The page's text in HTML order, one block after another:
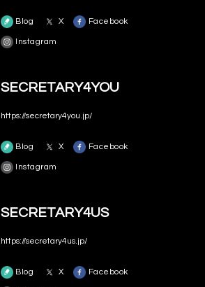
Blog X Facebook
Instagram
SECRETARY4YOU
https://secretary4you.jp/
Blog X Facebook
Instagram
SECRETARY4US
https://secretary4us.jp/
Blog X Facebook